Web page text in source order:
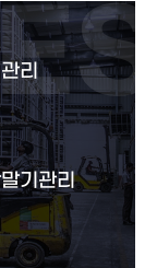
리
기관리